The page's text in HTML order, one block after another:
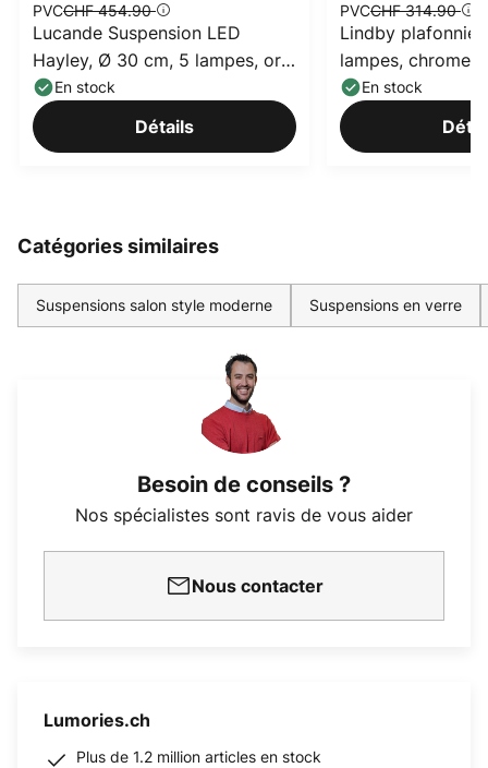
PVCCHF 454.90
Lucande Suspension LED
Hayley, Ø 30 cm, 5 lampes, or,
verreEn stock
Détails
PVCCHF 314.90
Lindby
lampes, chrome,
En stock
Catégories similaires
Suspensions salon style moderne Suspensions en verre
Besoin de conseils ?
Nos spécialistes sont ravis de vous aider
Nous contacter
Lumories.ch
Plus de 1.2 million articles en stock